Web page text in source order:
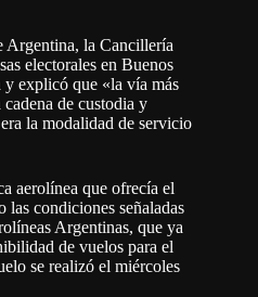
Argentina, la Cancillería
electorales en Buenos
explicó que «la vía más
de custodia y
la modalidad de servicio
aerolínea que ofrecía el
las condiciones señaladas
Argentinas, que ya
de vuelos para el
se realizó el miércoles